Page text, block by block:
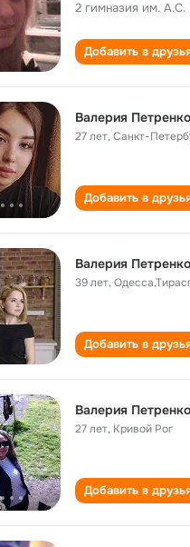
2 гимназия им.
Добавить в
Валерия Петренко
27 лет,Санкт-
Добавить в
Валерия Петренко
39 лет,
Добавить в
Валерия Петренко
27 лет, Кривой Рог
Добавить в